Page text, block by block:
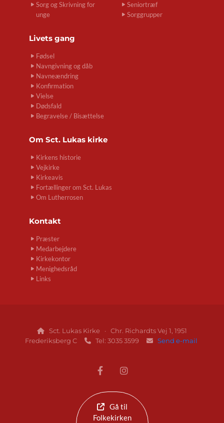
Sorg og Skrivning for
unge
Seniortræf
Sorggrupper
Livets gang
Fødsel
Navngivning og dåb
Navneændring
Konfirmation
Vielse
Dødsfald
Begravelse / Bisættelse
Om Sct. Lukas kirke
Kirkens historie
Vejkirke
Kirkeavis
Fortællinger om Sct. Lukas
Om Lutherrosen
Kontakt
Præster
Medarbejdere
Kirkekontor
Menighedsråd
Links

Sct. Lukas Kirke · Chr. Richardts Vej 1, 1951
Frederiksberg C
 Tel: 3035 3599  Send e-mail
Gå til
Folkekirken